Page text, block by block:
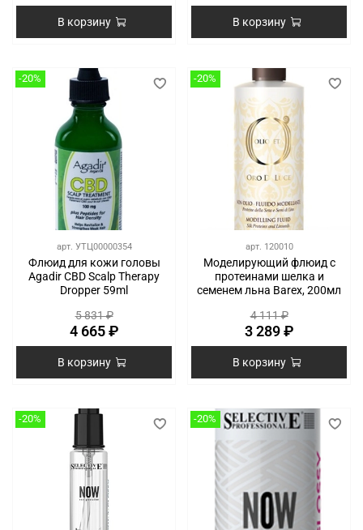
В корзину В корзину
-20%
арт. УТЦ00000354
Флюид для кожи головы
Agadir CBD Scalp Therapy
Dropper 59ml
5 831 ₽
4 665 ₽
В корзину
-20%
арт. 120010
Моделирующий флюид с
протеинами шелка и
семенем льна Barex, 200мл
4 111 ₽
3 289 ₽
В корзину
-20% -20%